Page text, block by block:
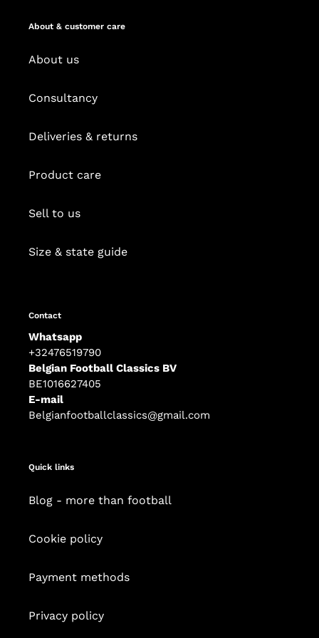
About & customer care
About us
Consultancy
Deliveries & returns
Product care
Sell to us
Size & state guide
Contact
Whatsapp
+32476519790
Belgian Football Classics BV
BE1016627405
E-mail
Belgianfootballclassics@gmail.com
Quick links
Blog - more than football
Cookie policy
Payment methods
Privacy policy